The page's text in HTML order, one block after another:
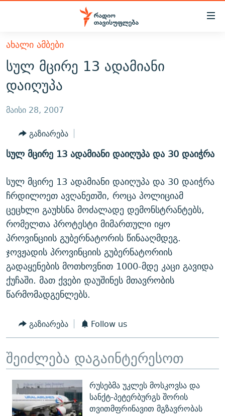
Accessibility
მთავარ
შინაარსზე
დაბრუნება
მთავარ
დაბრუნება
ძიებაზე
დაბრუნება
ᲐᲮᲐᲚᲘ ᲐᲛᲑᲔᲑᲘ
ᲗᲔᲛᲔᲑᲘ
ᲞᲝᲚᲘᲢᲘᲙᲐ
ᲔᲙᲝᲜᲝᲛᲘᲙᲐ
ᲡᲐᲖᲝᲒᲐᲓᲝᲔᲑᲐ
ᲡᲞᲝᲠᲢᲘ
ᲕᲘᲓᲔᲝ
ᲑᲚᲝᲒᲔᲑᲘ
ᲞᲝᲓᲙᲐᲡᲢᲔᲑᲘ
ᲜᲘᲙᲝᲡ ᲞᲝᲓᲙᲐᲡᲢᲘ
60 ᲓᲔᲪᲘᲑᲔᲚᲘ
ᲒᲐᲜᲙᲘᲗᲮᲕᲘᲡ ᲓᲦᲔ
ᲓᲘᲚᲘᲡ ᲡᲐᲣᲑᲠᲔᲑᲘ
ᲛᲝᲚᲐᲞᲐᲠᲐᲙᲔ ᲢᲔᲥᲡᲢᲔᲑᲘ
ᲨᲘᲜ - ᲣᲪᲮᲝᲔᲗᲨᲘ
ᲚᲘᲢᲔᲠᲐᲢᲣᲠᲣᲚᲘ ᲬᲐᲮᲜᲐᲒᲔᲑᲘ
ᲐᲛᲔᲠᲘᲙᲣᲚᲘ ᲛᲝᲗᲮᲠᲝᲑᲐ
ᲗᲐᲕᲘᲡᲣᲤᲚᲔᲑᲘᲡ ᲛᲝᲜᲘᲢᲝᲠᲘ
ᲤᲔᲜᲝᲕᲐᲜᲘ - 2.10
ᲗᲥᲕᲔᲜᲘ ᲞᲣᲑᲚᲘᲙᲐᲪᲘᲔᲑᲘ
ᲞᲠᲝᲔᲥᲢᲔᲑᲘ
ᲣᲙᲠᲐᲘᲜᲐᲨᲘ ᲓᲐᲦᲣᲞᲣᲚᲘ ᲥᲐᲠᲗᲕᲔᲚᲘ ᲛᲔᲑᲠᲫᲝᲚᲔᲑᲘ - 2022
ᲓᲐᲛᲝᲣᲙᲘᲓᲔᲑᲚᲝᲑᲘᲡ 100 ᲬᲔᲚᲘ
ᲩᲔᲛᲘ ᲡᲘᲙᲕᲓᲘᲚᲘᲡ ᲛᲘᲖᲔᲖᲘᲐ COVID-19
11 ᲬᲔᲚᲘ - 11 ᲐᲛᲑᲐᲕᲘ
ᲡᲐᲞᲐᲠᲚᲐᲛᲔᲜᲢᲝ ᲐᲠᲩᲔᲕᲜᲔᲑᲘᲡ ᲘᲡᲢᲝᲠᲘᲐ
ᲑᲐᲕᲨᲕᲔᲑᲘ ᲞᲠᲝᲡᲢᲘᲢᲣᲪᲘᲐᲨᲘ - ᲐᲛᲝᲣᲗᲥᲛᲔᲚᲘ ᲐᲛᲑᲐᲕᲘ
ᲐᲒᲕᲘᲡᲢᲝᲡ ᲝᲛᲘ
ЭХО КАВКАЗА
ᲒᲐᲛᲝᲘᲬᲔᲠᲔ
რთე/რთ-ის ყველა საიტი
ᲐᲮᲐᲚᲘ ᲐᲛᲑᲔᲑᲘ
სულ მცირე 13 ადამიანი
დაიღუპა
მაისი 28, 2007
გაზიარება
სულ მცირე 13 ადამიანი დაიღუპა და 30 დაიჭრა
სულ მცირე 13 ადამიანი დაიღუპა და 30 დაიჭრა
ჩრდილოეთ ავღანეთში, როცა პოლიციამ
ცეცხლი გაუხსნა მოძალადე დემონსტრანტებს,
რომელთა პროტესტი მიმართული იყო
პროვინციის გუბერნატორის წინააღმდეგ.
ჯოვჟადის პროვინციის გუბერნატორიის
გადაყენების მოთხოვნით 1000-მდე კაცი გავიდა
ქუჩაში. მათ ქვები დაუშინეს მთავრობის
წარმომადგენლებს.
გაზიარება Follow us
შეიძლება დაგაინტერესოთ
რუსებმა უკლეს მოსკოვსა და
სანქტ-პეტერბურგს შორის
თვითმფრინავით მგზავრობას